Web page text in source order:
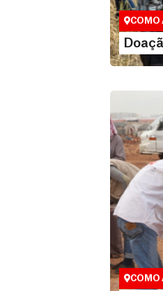
valor que
COMO
Área
Espaço
COMO